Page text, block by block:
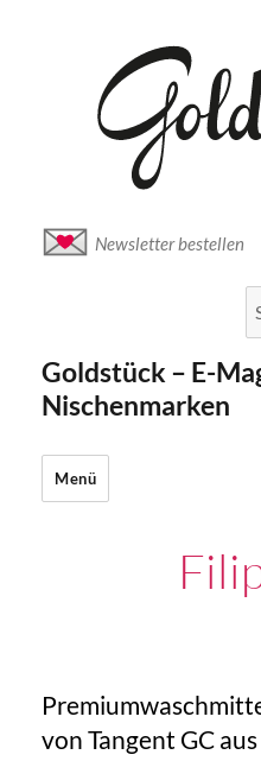
Newsletter bestellen
Goldstück – E-
Nischenmarken
Menü
von Tangent GC